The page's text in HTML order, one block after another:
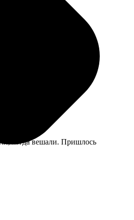
теперь у всех в
когда вешали. Пришлось